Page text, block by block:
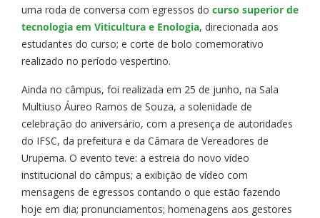
uma roda de conversa com egressos do curso superior de
tecnologia em Viticultura e Enologia, direcionada aos
estudantes do curso; e corte de bolo comemorativo
realizado no período vespertino.
Ainda no câmpus, foi realizada em 25 de junho, na Sala
Multiuso Áureo Ramos de Souza, a solenidade de
celebração do aniversário, com a presença de autoridades
do IFSC, da prefeitura e da Câmara de Vereadores de
Urupema. O evento teve: a estreia do novo vídeo
institucional do câmpus; a exibição de vídeo com
mensagens de egressos contando o que estão fazendo
hoje em dia; pronunciamentos; homenagens aos gestores